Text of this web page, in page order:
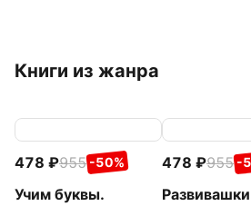
Книги из жанра
478 955 -50%
Учим буквы.
478 955 -